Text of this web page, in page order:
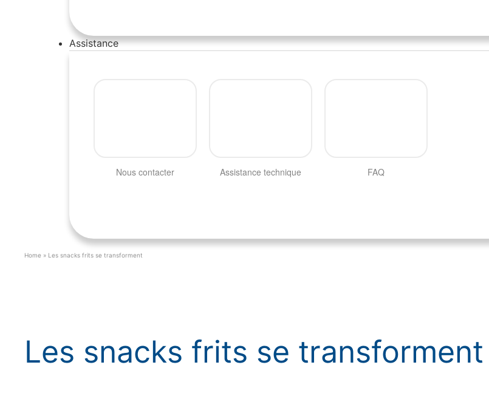
Assistance
Nous contacter Assistance technique FAQ
Home » Les snacks frits se transforment
Les snacks frits se transforment